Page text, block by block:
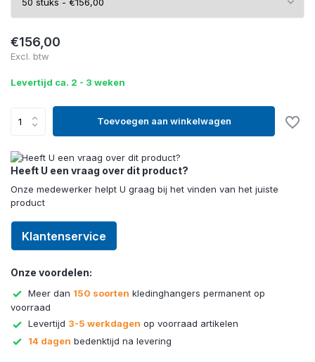
€156,00
Excl. btw
Levertijd ca. 2 - 3 weken
Toevoegen aan winkelwagen
Heeft U een vraag over dit product?
Onze medewerker helpt U graag bij het vinden van het juiste
product
Klantenservice
Onze voordelen:
Meer dan 150 soorten kledinghangers permanent op
voorraad
Levertijd 3-5 werkdagen op voorraad artikelen
14 dagen bedenktijd na levering